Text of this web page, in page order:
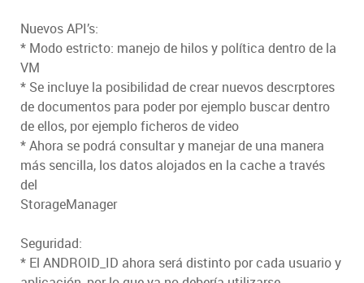
Nuevos API’s:
* Modo estricto: manejo de hilos y política dentro de la
VM
* Se incluye la posibilidad de crear nuevos descrptores
de documentos para poder por ejemplo buscar dentro
de ellos, por ejemplo ficheros de video
* Ahora se podrá consultar y manejar de una manera
más sencilla, los datos alojados en la cache a través
del
StorageManager
Seguridad:
* El ANDROID_ID ahora será distinto por cada usuario y